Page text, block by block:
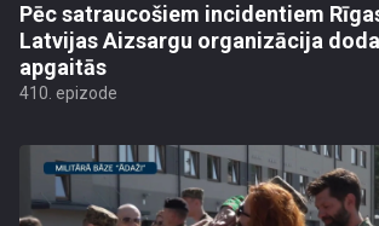
Pēc satraucošiem incidentiem
Latvijas Aizsargu organizācija
apgaitās
410. epizode